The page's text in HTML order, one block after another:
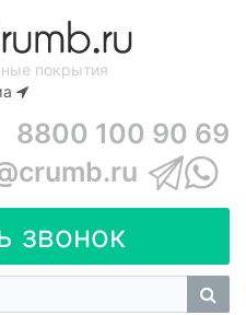
покрытия
8800 100 90 69
звонок